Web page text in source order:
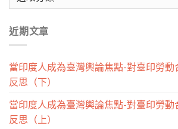
類
近期文章
當印度人成為臺灣輿論焦點-對臺印勞
反思（下）
當印度人成為臺灣輿論焦點-對臺印勞
反思（上）